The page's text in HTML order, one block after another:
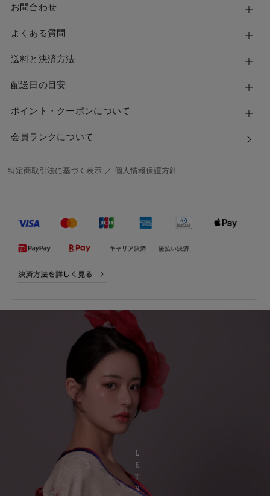
お問合わせ
よくある質問
送料と決済方法
配送日の目安
ポイント・クーポンについて
会員ランクについて
特定商取引法に基づく表示 ／個人情報保護方針